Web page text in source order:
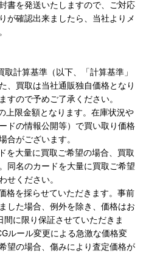
書を発送いたしますので、ご対応
が確認出来ましたら、当社よりメ
計算基準（以下、「計算基準」
、買取は当社通販独自価格となり
すので予めご了承ください。
限金額となります。在庫状況や
ドの情報公開等）で買い取り価格
合がございます。
大量に買取ご希望の場合、買取
同名のカードを大量に買取ご希望
せください。
格を採らせていただきます。事前
した場合、例外を除き、価格はお
に限り保証させていただきま
ルール変更による急激な価格変
望の場合、傷みにより査定価格が